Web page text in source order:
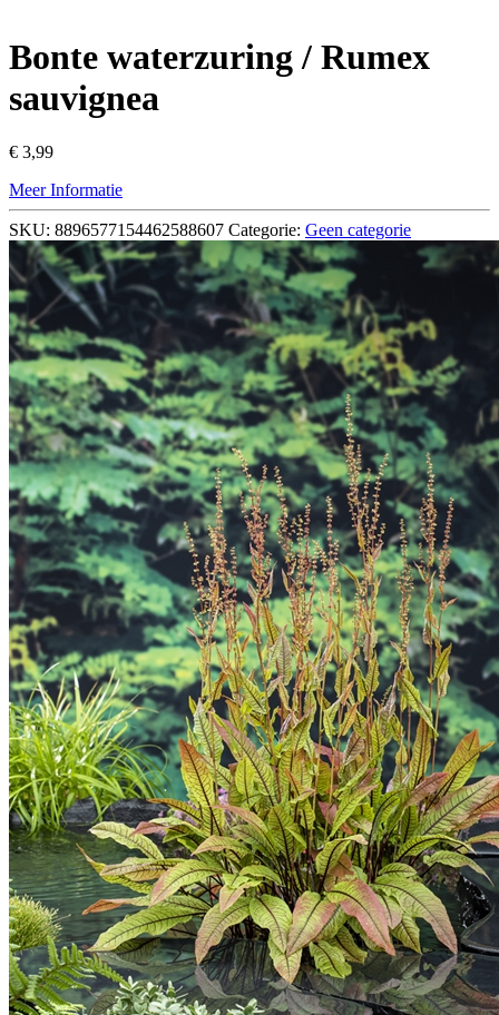
Bonte waterzuring / Rumex
sauvignea
€ 3,99
Meer Informatie
SKU: 8896577154462588607 Categorie: Geen categorie